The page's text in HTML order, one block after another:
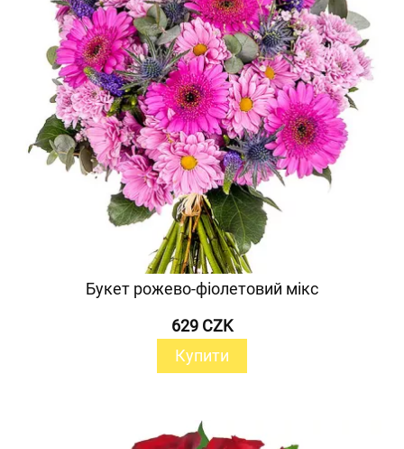
Букет рожево-фіолетовий мікс
629 CZK
Купити